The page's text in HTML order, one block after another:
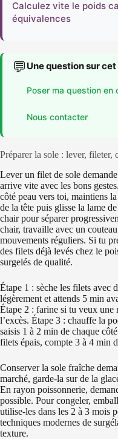
Calculez vite le poids
équivalences
💬 Une question sur
Poser ma question en
Nous contacter
Préparer la sole : lever, fileter,
Lever un filet de sole
arrive vite avec les bons
côté peau vers toi, maintiens
de la tête puis glisse la lame
chair pour séparer
chair, travaille avec un
mouvements réguliers. Si tu
des filets déjà levés chez le
surgelés de qualité.
Étape 1 : sèche les filets avec
légèrement et attends 5 min
Étape 2 : farine si tu veux une
l’excès. Étape 3 : chauffe la
saisis 1 à 2 min de chaque
filets épais, compte 3 à 4 min
Conserver la sole fraîche
marché, garde-la sur de la
En rayon poissonnerie,
possible. Pour congeler,
utilise-les dans les 2 à 3 mois
techniques modernes de
texture.